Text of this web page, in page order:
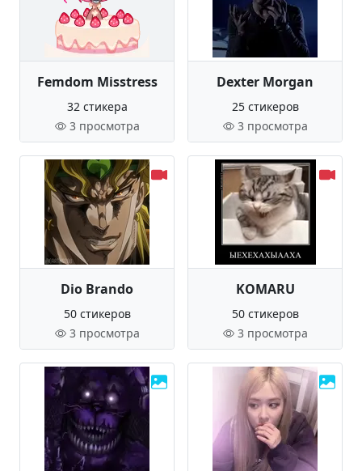
Femdom Misstress
32 стикера
3 просмотра
Dexter Morgan
25 стикеров
3 просмотра
Dio Brando
50 стикеров
3 просмотра
KOMARU
50 стикеров
3 просмотра